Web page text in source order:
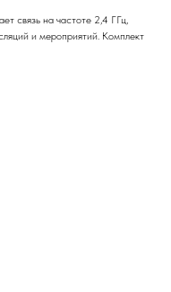
связь на частоте 2,4 ГГц,
и мероприятий. Комплект